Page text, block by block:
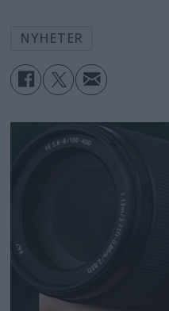
NYHETER